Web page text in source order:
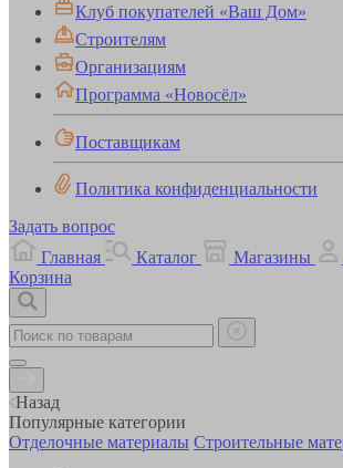
Клуб покупателей «Ваш Дом»
Строителям
Организациям
Программа «Новосёл»
Поставщикам
Политика конфиденциальности
Задать вопрос
Главная
Каталог Магазины
Корзина
Назад
Популярные категории
Отделочные материалы Строительные